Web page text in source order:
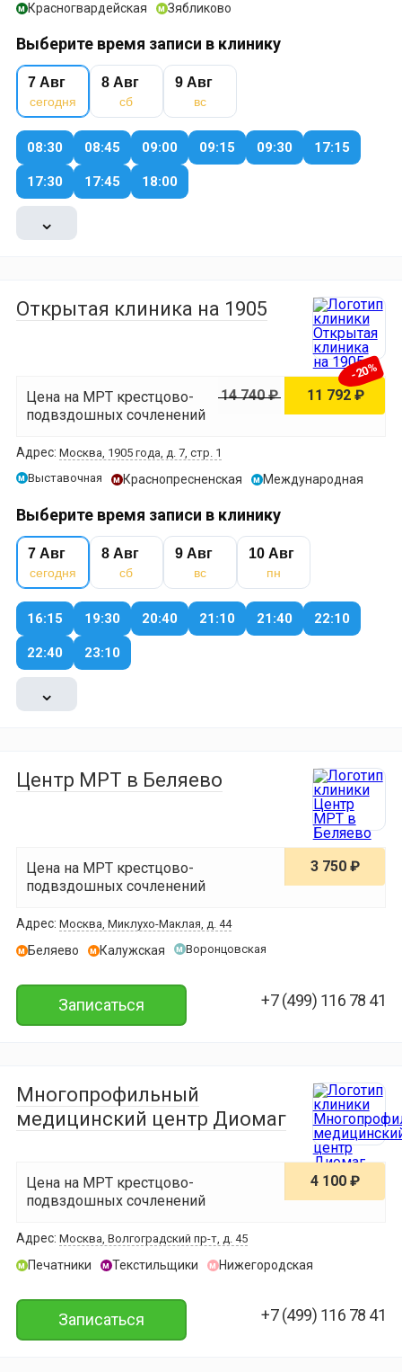
м Красногвардейская м Зябликово
Выберите время записи в клинику
7 Авг
сегодня
8 Авг
сб
9 Авг
вс
08:30 08:45 09:00 09:15 09:30 17:15
17:30 17:45 18:00
⌄
Открытая клиника на 1905
Цена на МРТ крестцово-
подвздошных сочленений
11 792 ₽
14 740 ₽
-20%
Адрес: Москва, 1905 года, д. 7, стр. 1
м Выставочная м Краснопресненская м Международная
Выберите время записи в клинику
7 Авг
сегодня
8 Авг
сб
9 Авг
вс
10 Авг
пн
16:15 19:30 20:40 21:10 21:40 22:10
22:40 23:10
⌄
Центр МРТ в Беляево
Цена на МРТ крестцово-
подвздошных сочленений
3 750 ₽
Адрес: Москва, Миклухо-Маклая, д. 44
м Беляево м Калужская м Воронцовская
Записаться +7 (499) 116 78 41
Многопрофильный
медицинский центр Диомаг
Цена на МРТ крестцово-
подвздошных сочленений
4 100 ₽
Адрес: Москва, Волгоградский пр-т, д. 45
м Печатники м Текстильщики м Нижегородская
Записаться +7 (499) 116 78 41